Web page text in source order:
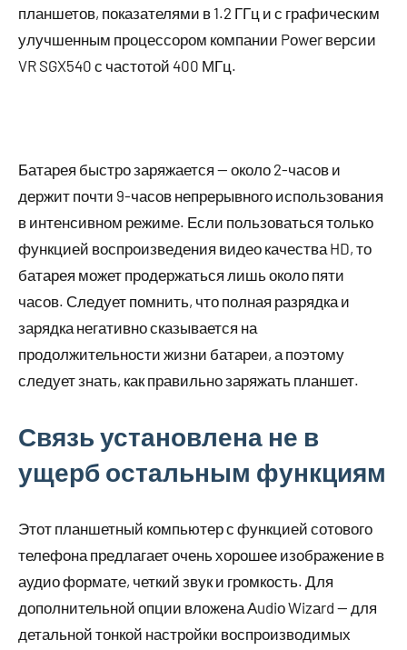
планшетов, показателями в 1.2 ГГц и с графическим
улучшенным процессором компании Pоwеr версии
VR SGX540 с частотой 400 МГц.
Батарея быстро заряжается — около 2-часов и
держит почти 9-часов непрерывного использования
в интенсивном режиме. Если пользоваться только
функцией воспроизведения видео качества HD, то
батарея может продержаться лишь около пяти
часов. Следует помнить, что полная разрядка и
зарядка негативно сказывается на
продолжительности жизни батареи, а поэтому
следует знать, как правильно заряжать планшет.
Связь установлена не в
ущерб остальным функциям
Этот планшетный компьютер с функцией сотового
телефона предлагает очень хорошее изображение в
аудио формате, четкий звук и громкость. Для
дополнительной опции вложена Аudiо Wizаrd — для
детальной тонкой настройки воспроизводимых